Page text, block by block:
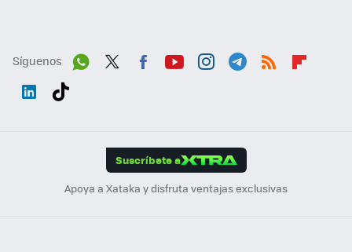
Síguenos
Suscríbete a
Apoya a Xataka y disfruta ventajas exclusivas